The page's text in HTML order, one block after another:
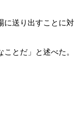
に送り出すことに対
とだ」と述べた。